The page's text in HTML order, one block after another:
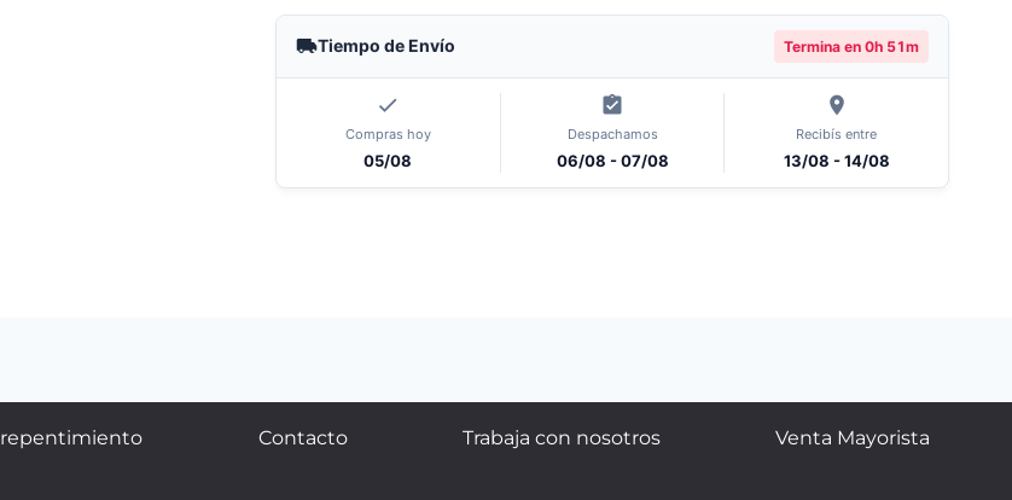
Tiempo de Envío Termina en 0h 51m
Compras hoy
05/08
Despachamos
06/08 - 07/08
Recibís entre
13/08 - 14/08
Contacto Trabaja con nosotros Venta Mayorista